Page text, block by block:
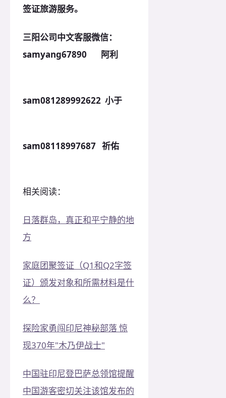
签证旅游服务。
三阳公司中文客服微信：
samyang67890 阿利
sam081289992622 小于
sam08118997687 祈佑
相关阅读：
日落群岛，真正和平宁静的地
方
家庭团聚签证（Q1和Q2字签
证）颁发对象和所需材料是什
么？
探险家勇闯印尼神秘部落 惊
现370年"木乃伊战士"
中国驻印尼登巴萨总领馆提醒
中国游客密切关注该馆发布的